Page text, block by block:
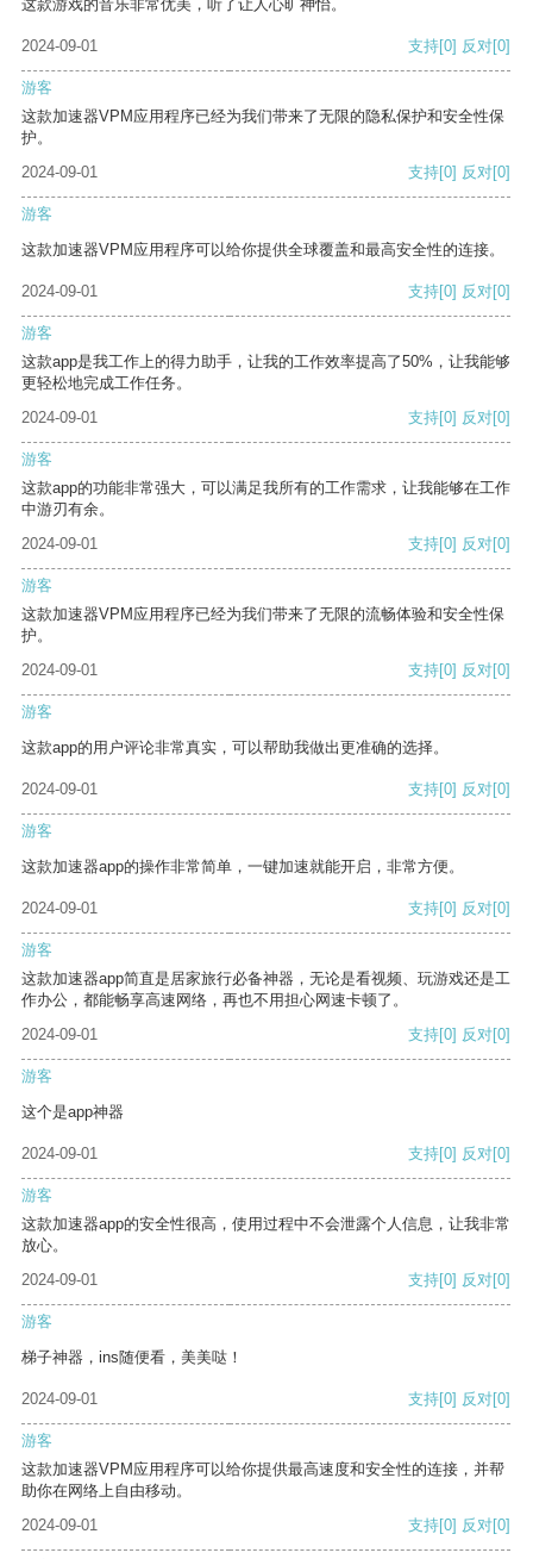
这款游戏的音乐非常优美，听了让人心旷神怡。
2024-09-01 支持[0] 反对[0]
游客
这款加速器VPM应用程序已经为我们带来了无限的隐私保护和安全性保
护。
2024-09-01
支持[0] 反对[0]
游客
这款加速器VPM应用程序可以给你提供全球覆盖和最高安全性的连接。
2024-09-01 支持[0] 反对[0]
游客
这款app是我工作上的得力助手，让我的工作效率提高了50%，让我能够
更轻松地完成工作任务。
2024-09-01
支持[0] 反对[0]
游客
这款app的功能非常强大，可以满足我所有的工作需求，让我能够在工作
中游刃有余。
2024-09-01
支持[0] 反对[0]
游客
这款加速器VPM应用程序已经为我们带来了无限的流畅体验和安全性保
护。
2024-09-01
支持[0] 反对[0]
游客
这款app的用户评论非常真实，可以帮助我做出更准确的选择。
2024-09-01 支持[0] 反对[0]
游客
这款加速器app的操作非常简单，一键加速就能开启，非常方便。
2024-09-01 支持[0] 反对[0]
游客
这款加速器app简直是居家旅行必备神器，无论是看视频、玩游戏还是工
作办公，都能畅享高速网络，再也不用担心网速卡顿了。
2024-09-01
支持[0] 反对[0]
游客
这个是app神器
2024-09-01 支持[0] 反对[0]
游客
这款加速器app的安全性很高，使用过程中不会泄露个人信息，让我非常
放心。
2024-09-01
支持[0] 反对[0]
游客
梯子神器，ins随便看，美美哒！
2024-09-01 支持[0] 反对[0]
游客
这款加速器VPM应用程序可以给你提供最高速度和安全性的连接，并帮
助你在网络上自由移动。
2024-09-01
支持[0] 反对[0]